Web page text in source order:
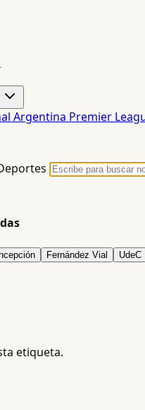
Argentina Premier
Fernández Vial UdeC
etiqueta.